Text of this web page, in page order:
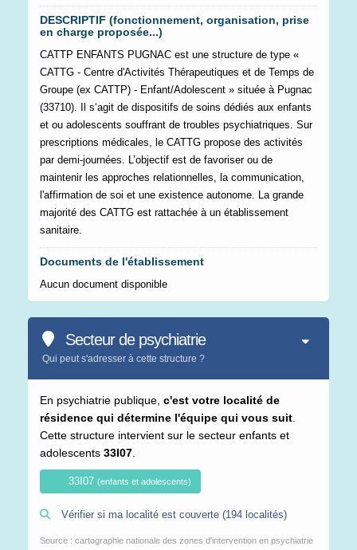
DESCRIPTIF (fonctionnement, organisation, prise
en charge proposée...)
CATTP ENFANTS PUGNAC est une structure de type «
CATTG - Centre d'Activités Thérapeutiques et de Temps de
Groupe (ex CATTP) - Enfant/Adolescent » située à Pugnac
(33710). Il s‘agit de dispositifs de soins dédiés aux enfants
et ou adolescents souffrant de troubles psychiatriques. Sur
prescriptions médicales, le CATTG propose des activités
par demi-journées. L’objectif est de favoriser ou de
maintenir les approches relationnelles, la communication,
l'affirmation de soi et une existence autonome. La grande
majorité des CATTG est rattachée à un établissement
sanitaire.
Documents de l'établissement
Aucun document disponible
Secteur de psychiatrie
Qui peut s'adresser à cette structure ?
En psychiatrie publique, c'est votre localité de
résidence qui détermine l'équipe qui vous suit
Cette structure intervient sur le secteur enfants et
adolescents 33I07
33I07 (enfants et adolescents)
Vérifier si ma localité est couverte (194 localités)
Source : cartographie nationale des zones d'intervention en psychiatrie